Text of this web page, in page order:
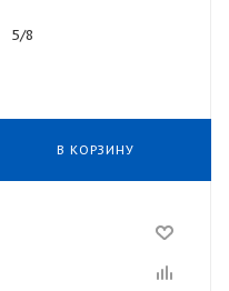
5/8
В КОРЗИНУ